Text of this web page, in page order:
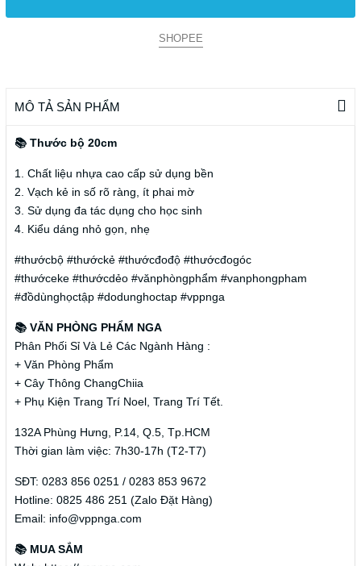
SHOPEE
MÔ TẢ SẢN PHẨM
📚 Thước bộ 20cm
1. Chất liệu nhựa cao cấp sử dụng bền
2. Vạch kẻ in số rõ ràng, ít phai mờ
3. Sử dụng đa tác dụng cho học sinh
4. Kiểu dáng nhỏ gọn, nhẹ
#thướcbộ #thướckẻ #thướcđođộ #thướcđogóc
#thướceke #thướcdẻo #vănphòngphẩm #vanphongpham
#đồdùnghọctập #dodunghoctap #vppnga
📚 VĂN PHÒNG PHẨM NGA
Phân Phối Sỉ Và Lẻ Các Ngành Hàng :
+ Văn Phòng Phẩm
+ Cây Thông ChangChiia
+ Phụ Kiện Trang Trí Noel, Trang Trí Tết.
132A Phùng Hưng, P.14, Q.5, Tp.HCM
Thời gian làm việc: 7h30-17h (T2-T7)
SĐT: 0283 856 0251 / 0283 853 9672
Hotline: 0825 486 251 (Zalo Đặt Hàng)
Email: info@vppnga.com
📚 MUA SẮM